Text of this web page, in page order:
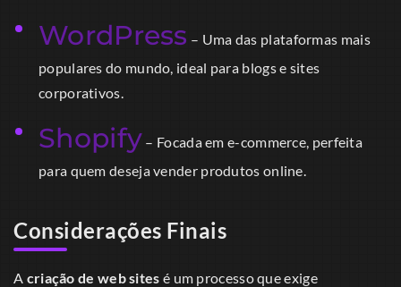
WordPress – Uma das plataformas mais
populares do mundo, ideal para blogs e sites
corporativos.
Shopify – Focada em e-commerce, perfeita
para quem deseja vender produtos online.
Considerações Finais
A criação de web sites é um processo que exige